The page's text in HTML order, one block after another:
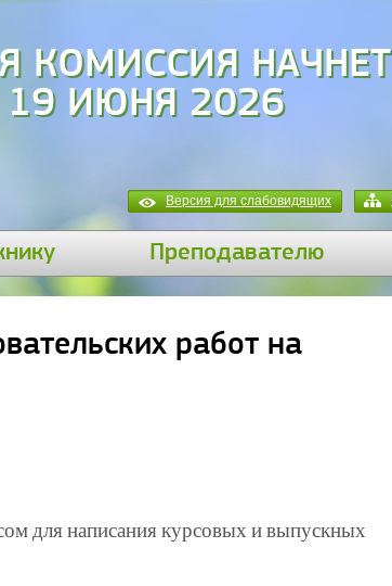
КОМИССИЯ НАЧНЕТ
19 ИЮНЯ 2026
Версия для слабовидящих
Преподавателю
работ на
для написания курсовых и выпускных